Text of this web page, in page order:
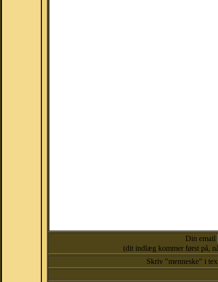
Din email
(dit indlæg kommer først på,
Skriv "menneske" i